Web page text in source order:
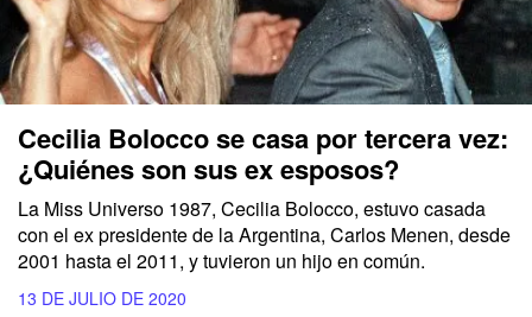
Cecilia Bolocco se casa por tercera vez:
¿Quiénes son sus ex esposos?
La Miss Universo 1987, Cecilia Bolocco, estuvo casada
con el ex presidente de la Argentina, Carlos Menen, desde
2001 hasta el 2011, y tuvieron un hijo en común.
13 DE JULIO DE 2020